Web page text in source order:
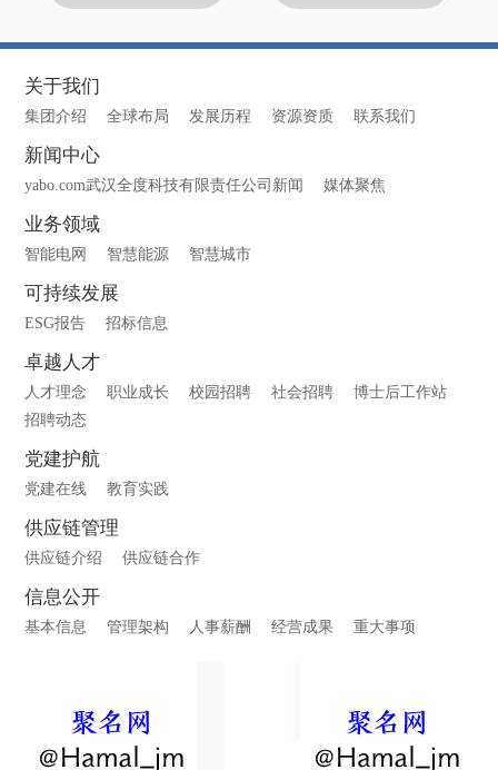
关于我们
集团介绍 全球布局 发展历程 资源资质 联系我们
新闻中心
yabo.com武汉全度科技有限责任公司新闻 媒体聚焦
业务领域
智能电网 智慧能源 智慧城市
可持续发展
ESG报告 招标信息
卓越人才
人才理念 职业成长 校园招聘 社会招聘
博士后工作站
招聘动态
党建护航
党建在线 教育实践
供应链管理
供应链介绍 供应链合作
信息公开
基本信息 管理架构 人事薪酬 经营成果 重大事项